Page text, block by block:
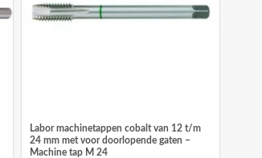
Labor machinetappen cobalt van 12 t/m
24 mm met voor doorlopende gaten –
Machine tap M 24